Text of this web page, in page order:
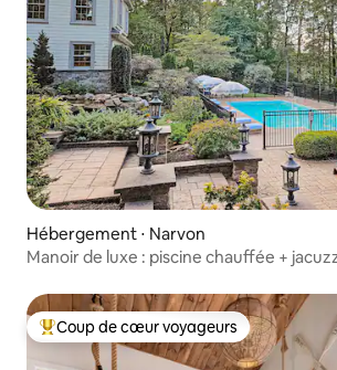
Hébergement ⋅ Narvon
Manoir de luxe : piscine chauffée +
Coups de cœur voyageurs les plus
Coup de cœur voyageurs